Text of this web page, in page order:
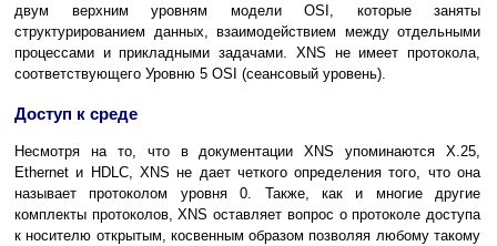
двум верхним уровням модели OSI, которые заняты
структурированием данных, взаимодействием между отдельными
процессами и прикладными задачами. XNS не имеет протокола,
соответствующего Уровню 5 OSI (сеансовый уровень).
Доступ к среде
Несмотря на то, что в документации XNS упоминаются X.25,
Ethernet и HDLC, XNS не дает четкого определения того, что она
называет протоколом уровня 0. Также, как и многие другие
комплекты протоколов, XNS оставляет вопрос о протоколе доступа
к носителю открытым, косвенным образом позволяя любому такому